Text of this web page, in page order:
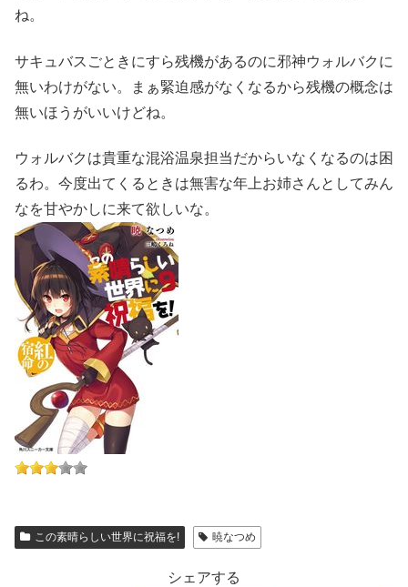
ね。
サキュバスごときにすら残機があるのに邪神ウォルバクに
無いわけがない。まぁ緊迫感がなくなるから残機の概念は
無いほうがいいけどね。
ウォルバクは貴重な混浴温泉担当だからいなくなるのは困
るわ。今度出てくるときは無害な年上お姉さんとしてみん
なを甘やかしに来て欲しいな。
この素晴らしい世界に祝福を! 暁なつめ
シェアする